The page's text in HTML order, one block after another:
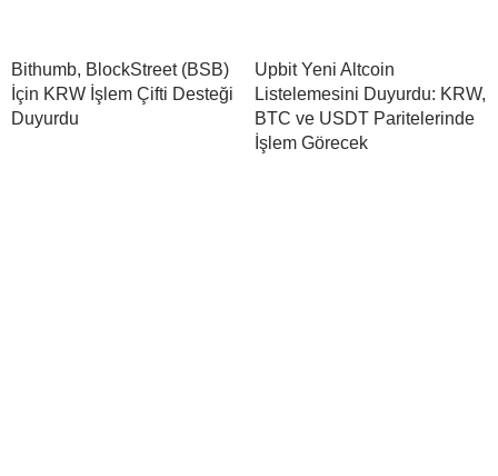
Bithumb, BlockStreet (BSB)
İçin KRW İşlem Çifti Desteği
Duyurdu
Upbit Yeni Altcoin
Listelemesini Duyurdu: KRW,
BTC ve USDT Paritelerinde
İşlem Görecek